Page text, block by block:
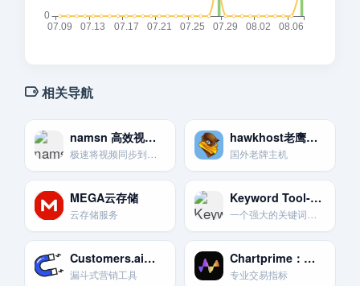
相关导航
namsn 高效视频分发系统
极速将视频同步到数十个平台，智能去重降低限流风险。
hawkhost老鹰主机
国外老牌主机
MEGA云存储
云存储服务
Keyword Tool-关键词拓展大师
一个强大的关键词研究工具。可以针对YouTube生成大量的长尾关键词建议。 [14, 9]
Customers.ai营销自动化平台，漏斗式营销工具
漏斗式营销工具
Chartprime：交易指标
专业交易指标